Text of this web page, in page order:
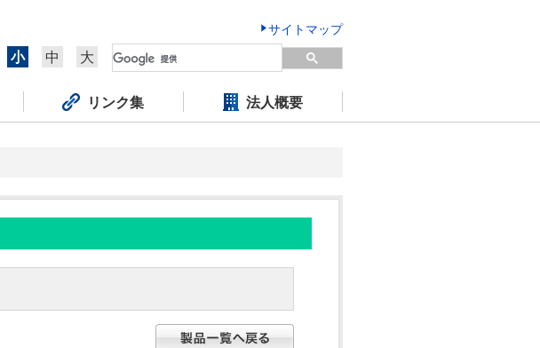
サイトマップ
小 中 大
リンク集 法人概要